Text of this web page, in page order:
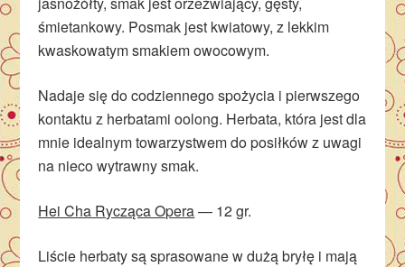
śmietankowy. Posmak jest kwiatowy, z lekkim
kwaskowatym smakiem owocowym.
Nadaje się do codziennego spożycia i pierwszego
kontaktu z herbatami oolong. Herbata, która jest dla
mnie idealnym towarzystwem do posiłków z uwagi
na nieco wytrawny smak.
Hei Cha Rycząca Opera— 12 gr.
Liście herbaty są sprasowane w dużą bryłę i mają